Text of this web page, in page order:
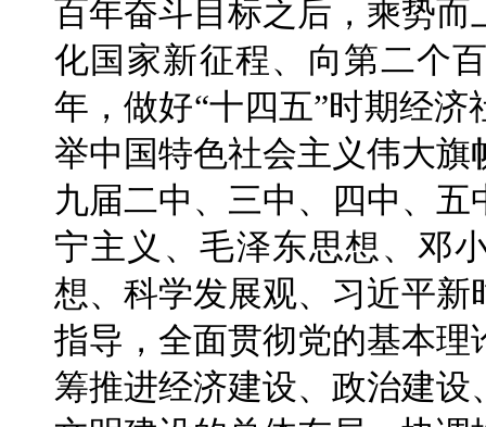
百年奋斗目标之后，乘势
化国家新征程、向第二个
年，做好“十四五”时期经
举中国特色社会主义伟大
九届二中、三中、四中、
宁主义、毛泽东思想、邓
想、科学发展观、习近平
指导，全面贯彻党的基本
筹推进经济建设、政治建